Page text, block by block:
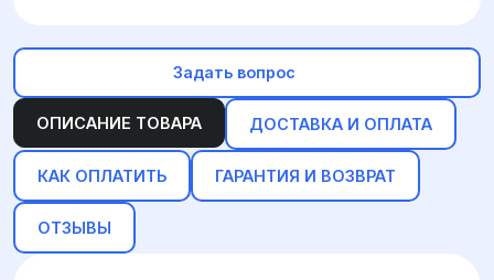
ОПИСАНИЕ ТОВАРА ДОСТАВКА И ОПЛАТА
КАК ОПЛАТИТЬ ГАРАНТИЯ И ВОЗВРАТ
ОТЗЫВЫ
Задать вопрос